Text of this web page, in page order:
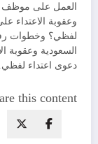
العمل على
وعقوبة الاعتداء
لفظي؟ وخطوات
السعودية
دعوى اعتداء لفظي.
this content: